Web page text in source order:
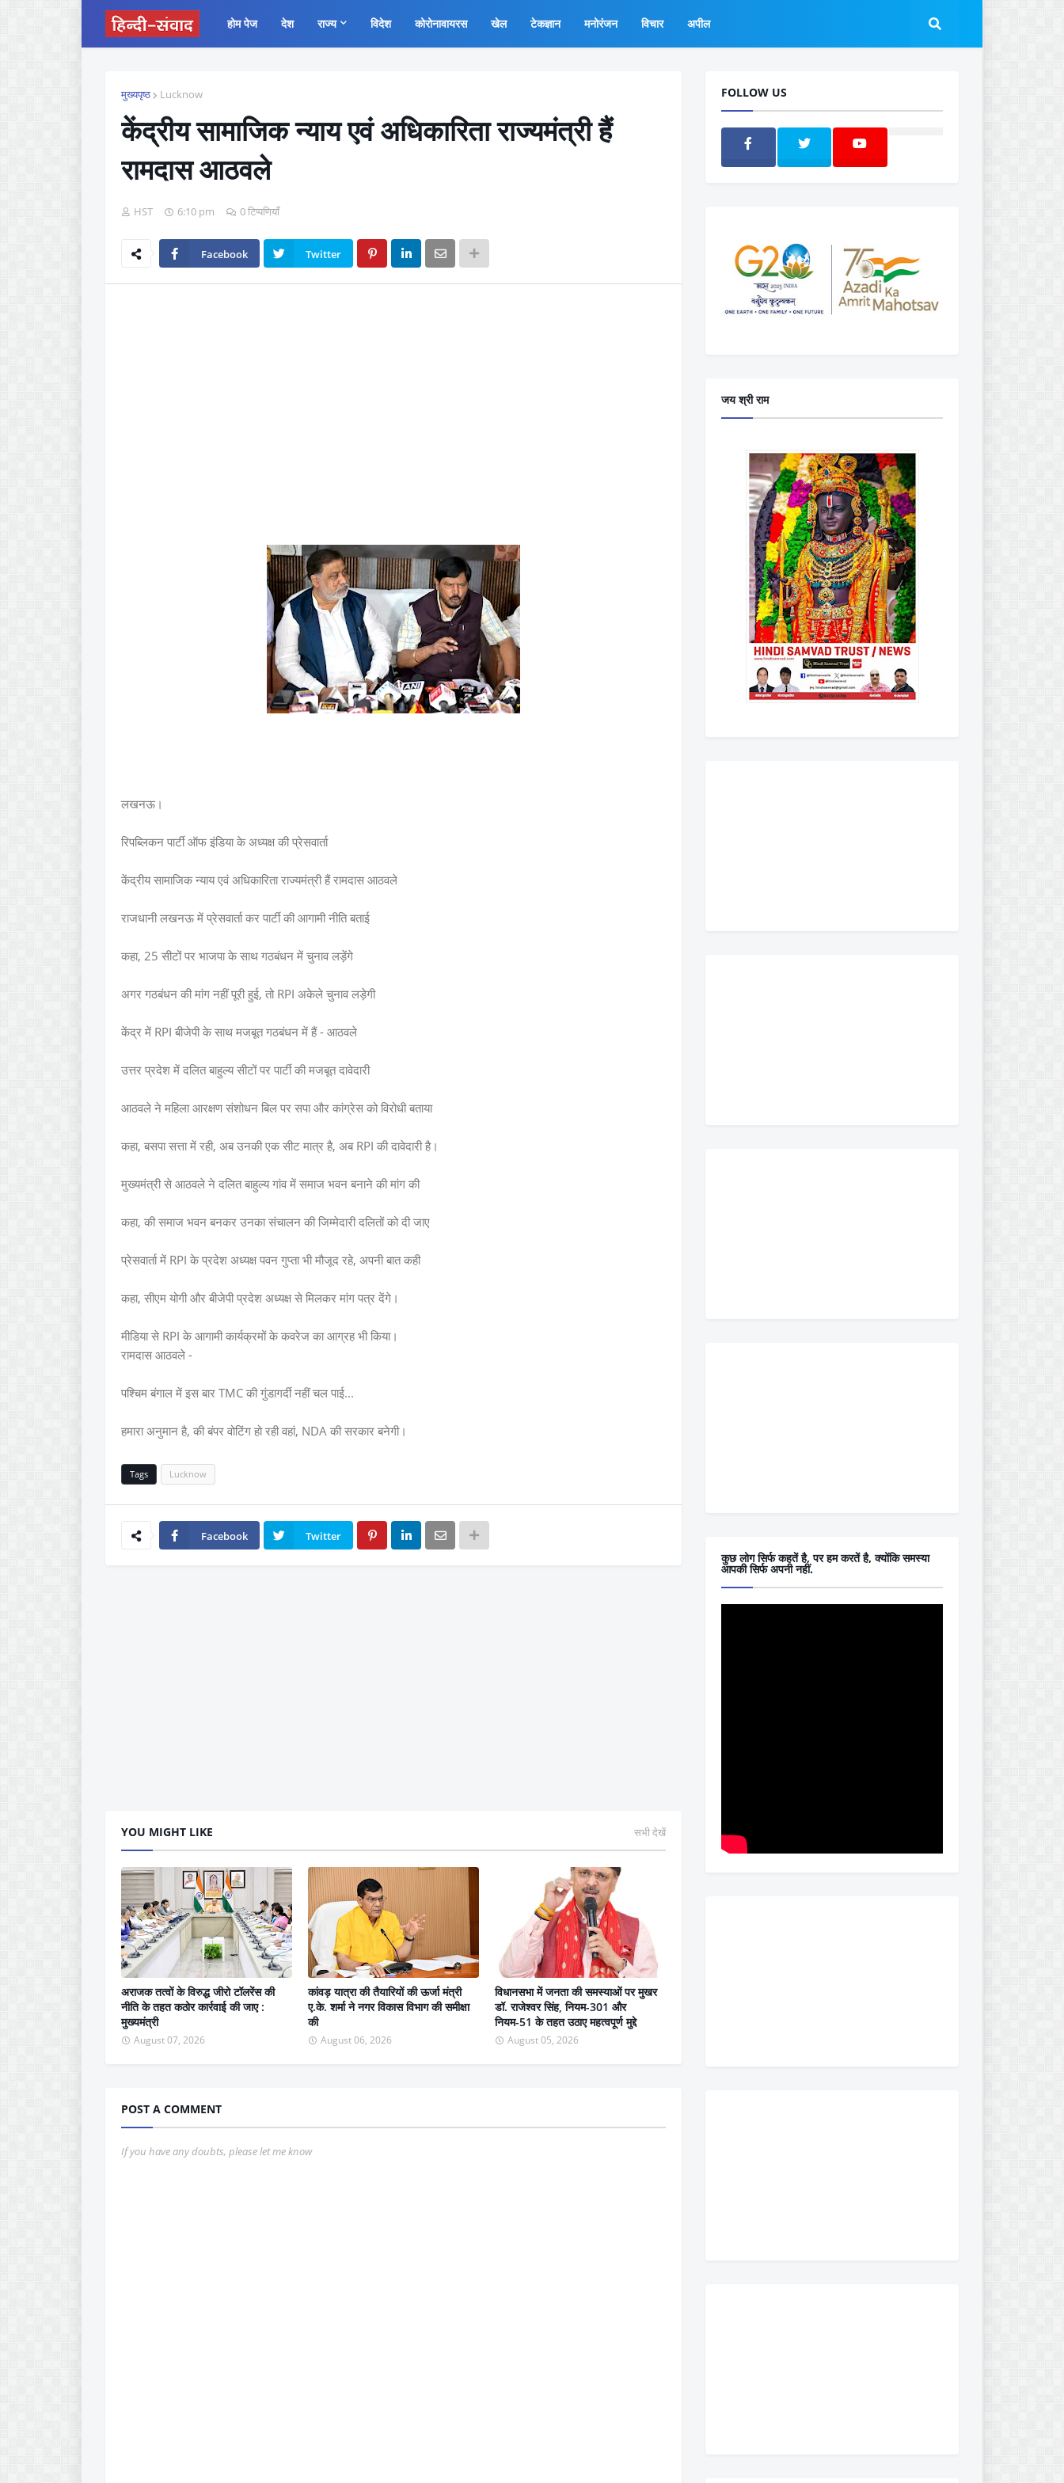
होम पेज देश राज्य विदेश कोरोनावायरस खेल टेकज्ञान मनोरंजन विचार अपील
मुख्यपृष्ठ Lucknow
केंद्रीय सामाजिक न्याय एवं अधिकारिता राज्यमंत्री हैं
रामदास आठवले
HST 6:10 pm 0 टिप्पणियाँ
Facebook Twitter
लखनऊ।
रिपब्लिकन पार्टी ऑफ इंडिया के अध्यक्ष की प्रेसवार्ता
केंद्रीय सामाजिक न्याय एवं अधिकारिता राज्यमंत्री हैं रामदास आठवले
राजधानी लखनऊ में प्रेसवार्ता कर पार्टी की आगामी नीति बताई
कहा, 25 सीटों पर भाजपा के साथ गठबंधन में चुनाव लड़ेंगे
अगर गठबंधन की मांग नहीं पूरी हुई, तो RPI अकेले चुनाव लड़ेगी
केंद्र में RPI बीजेपी के साथ मजबूत गठबंधन में हैं - आठवले
उत्तर प्रदेश में दलित बाहुल्य सीटों पर पार्टी की मजबूत दावेदारी
आठवले ने महिला आरक्षण संशोधन बिल पर सपा और कांग्रेस को विरोधी बताया
कहा, बसपा सत्ता में रही, अब उनकी एक सीट मात्र है, अब RPI की दावेदारी है।
मुख्यमंत्री से आठवले ने दलित बाहुल्य गांव में समाज भवन बनाने की मांग की
कहा, की समाज भवन बनकर उनका संचालन की जिम्मेदारी दलितों को दी जाए
प्रेसवार्ता में RPI के प्रदेश अध्यक्ष पवन गुप्ता भी मौजूद रहे, अपनी बात कही
कहा, सीएम योगी और बीजेपी प्रदेश अध्यक्ष से मिलकर मांग पत्र देंगे।
मीडिया से RPI के आगामी कार्यक्रमों के कवरेज का आग्रह भी किया।
रामदास आठवले -
पश्चिम बंगाल में इस बार TMC की गुंडागर्दी नहीं चल पाई...
हमारा अनुमान है, की बंपर वोटिंग हो रही वहां, NDA की सरकार बनेगी।
Tags Lucknow
Facebook Twitter
YOU MIGHT LIKE सभी देखें
अराजक तत्वों के विरुद्ध जीरो टॉलरेंस की
नीति के तहत कठोर कार्रवाई की जाए :
मुख्यमंत्री
August 07, 2026
कांवड़ यात्रा की तैयारियों की ऊर्जा मंत्री
ए.के. शर्मा ने नगर विकास विभाग की समीक्षा
की
August 06, 2026
विधानसभा में जनता की समस्याओं पर मुखर
डॉ. राजेश्वर सिंह, नियम-301 और
नियम-51 के तहत उठाए महत्वपूर्ण मुद्दे
August 05, 2026
POST A COMMENT
If you have any doubts, please let me know
FOLLOW US
जय श्री राम
कुछ लोग सिर्फ कहतें है, पर हम करतें है, क्योंकि समस्या
आपकी सिर्फ अपनी नहीं.